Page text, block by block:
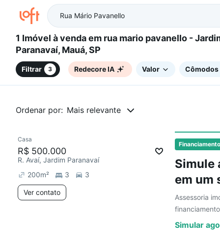
1 Imóvel à venda em rua mario pavanello - Jardim
Paranavaí, Mauá, SP
Filtrar 3 Redecore IA Valor Cômodos
Ordenar por: Mais relevante
Financiamento
Simule
em um
Assessoria
Simular
Chegou este mês
Casa
R$ 500.000
R. Avaí, Jardim Paranavaí
200m² 3 3
Ver contato